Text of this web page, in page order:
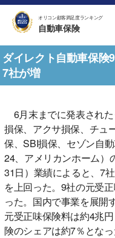
オリコン顧客満足度ランキング
自動車保険
ダイレクト自動車保険
7社が増
6月末までに発表され
損保、アクサ損保、チュ
保、SBI損保、セゾン自
24、アメリカンホーム）
31日）業績によると、7
を上回った。9社の元受
った。国内で事業を展開
元受正味保険料は約4兆
険のシェアは約7％となっ